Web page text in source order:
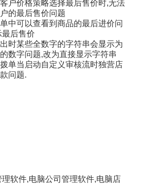
户价格策略选择最后售价时,无法
的最后售价问题
中可以查看到商品的最后进价问
后售价
时某些全数字的字符串会显示为
数字问题,改为直接显示字符串
单当启动自定义审核流时独营店
问题.
软件,电脑公司管理软件,电脑店